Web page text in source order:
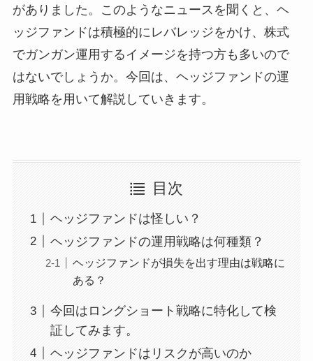
がありました。このようなニュースを聞くと、ヘ
ッジファンドは積極的にレバレッジをかけ、株式
でガンガン運用するイメージを持つ方も多いので
はないでしょうか。今回は、ヘッジファンドの運
用戦略を用いて解説していきます。
目次
ヘッジファンドは怪しい？
ヘッジファンドの運用戦略は何種類？
ヘッジファンドが損失を出す理由は戦略に
ある？
今回はロングショート戦略に特化して検
証してみます。
ヘッジファンドはリスクが高いのか